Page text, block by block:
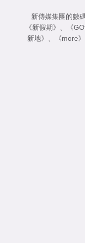
新傳媒集團的數
《新假期》 、 《
新地》 、 《more》